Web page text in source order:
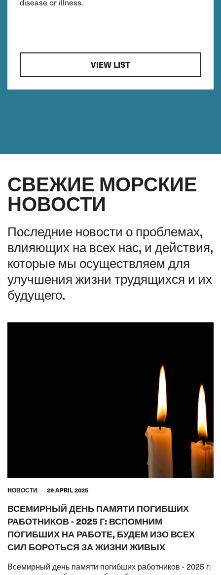
disease or illness.
VIEW LIST
СВЕЖИЕ МОРСКИЕ
НОВОСТИ
Последние новости о проблемах,
влияющих на всех нас, и действия,
которые мы осуществляем для
улучшения жизни трудящихся и их
будущего.
HОВОСТИ 29 APRIL 2025
ВСЕМИРНЫЙ ДЕНЬ ПАМЯТИ ПОГИБШИХ
РАБОТНИКОВ - 2025 Г: ВСПОМНИМ
ПОГИБШИХ НА РАБОТЕ, БУДЕМ ИЗО ВСЕХ
СИЛ БОРОТЬСЯ ЗА ЖИЗНИ ЖИВЫХ
Всемирный день памяти погибших работников - 2025 г: